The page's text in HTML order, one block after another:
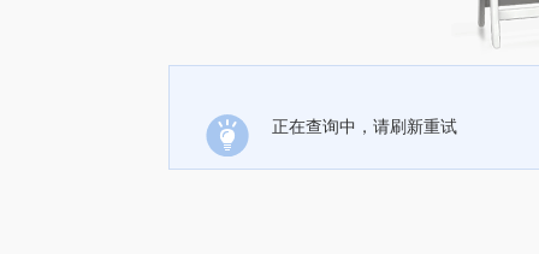
正在查询中，请刷新重试